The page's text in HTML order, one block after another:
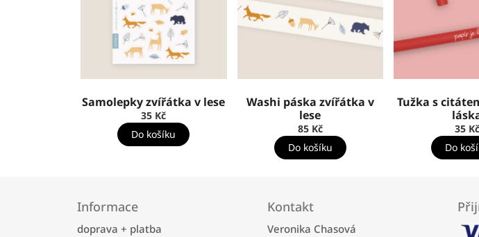
Samolepky zvířátka v lese
35 Kč
Do košíku
Washi páska zvířátka v
lese
85 Kč
Do košíku
Tužka s
35 Kč
Do
Informace
doprava + platba
Kontakt
Veronika Chasová